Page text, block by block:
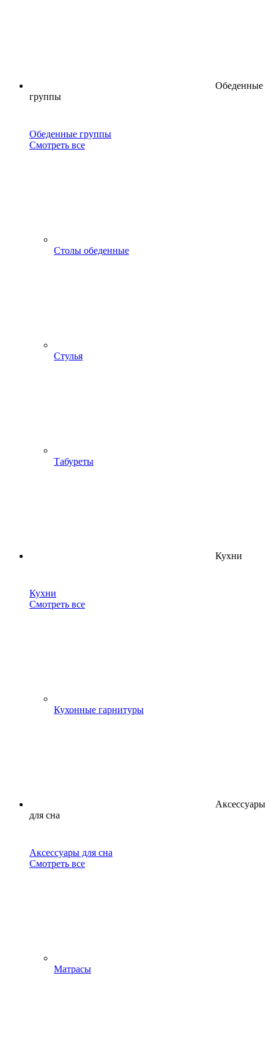
Обеденные
группы
Обеденные группы
Смотреть все
Столы обеденные
Стулья
Табуреты
Кухни
Кухни
Смотреть все
Кухонные гарнитуры
Аксессуары
для сна
Аксессуары для сна
Смотреть все
Матрасы